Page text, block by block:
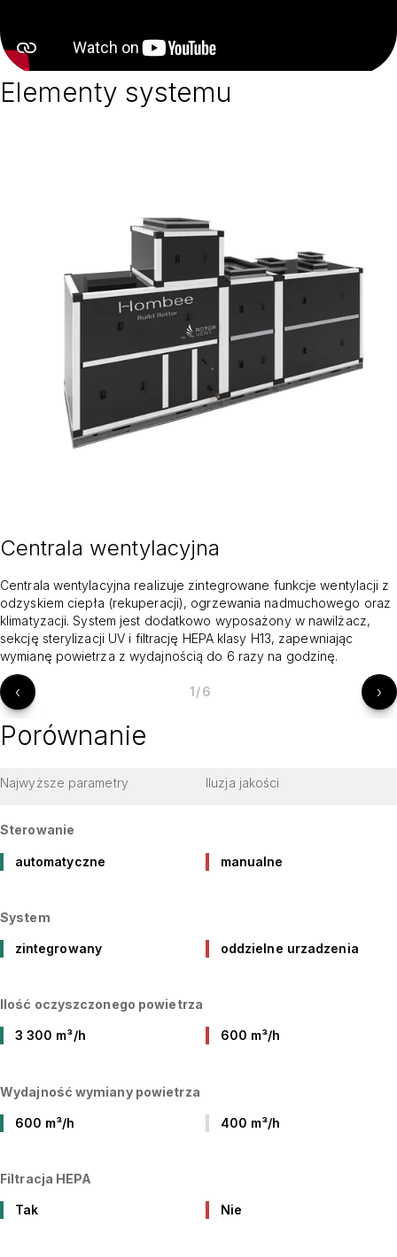
Elementy systemu
Centrala wentylacyjna
Centrala wentylacyjna realizuje zintegrowane funkcje wentylacji z
odzyskiem ciepła (rekuperacji), ogrzewania nadmuchowego oraz
klimatyzacji. System jest dodatkowo wyposażony w nawilżacz,
sekcję sterylizacji UV i filtrację HEPA klasy H13, zapewniając
wymianę powietrza z wydajnością do 6 razy na godzinę.
‹ 1/6 ›
Porównanie
Najwyższe parametry Iluzja jakości
Sterowanie
automatyczne manualne
System
zintegrowany oddzielne urzadzenia
Ilość oczyszczonego powietrza
3 300 m³/h 600 m³/h
Wydajność wymiany powietrza
600 m³/h 400 m³/h
Filtracja HEPA
Tak Nie